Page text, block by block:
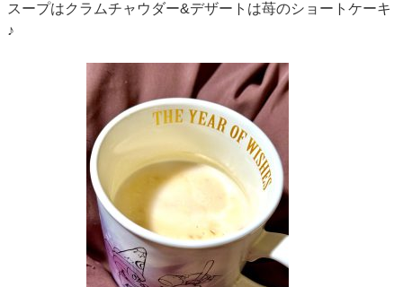
スープはクラムチャウダー&デザートは苺のショートケーキ
♪